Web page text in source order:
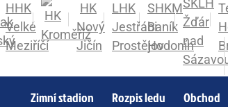
Zimní stadion Rozpis ledu Obchod